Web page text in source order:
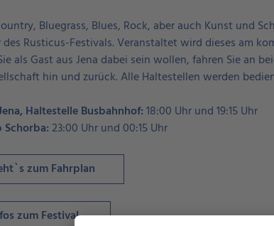
Bluegrass, Blues, Rock, aber auch Kunst und
des Rusticus-Festivals. Veranstaltet wird dieses am
als Gast aus Jena dabei sein wollen, fahren Sie an
hin und zurück. Alle Haltestellen werden
Haltestelle Busbahnhof:18:00 Uhr und 19:15 Uhr
Schorba:23:00 Uhr und 00:15 Uhr
zum Fahrplan
zum Festival